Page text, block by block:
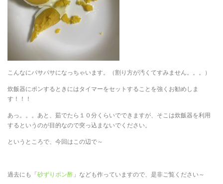
こんなにパサパサになっちゃいます。（割り方が汚くてすみません。。。）
炊飯器にポンするときにはタイマーをセットすることを強くお勧めしま
す！！！
あっ。。。あと、茹でたら１０分くらいでできますが、そこは炊飯器を利用
するというのが目的なので突っ込まないでください。
というところで、今回はこの辺で～
過去にも「砂ずりポン酢 」なども作っていますので、是非ご覧ください～